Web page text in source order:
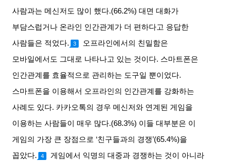
사람과는 메신저도 많이 했다.(66.2%)대면 대화가
부담스럽거나 온라인 인간관계가 더 편하다고 응답한
사람들은 적었다. 3
오프라인에서의 친밀함은
모바일에서도 그대로 나타나고 있는 것이다. 스마트폰은
인간관계를 효율적으로 관리하는 도구일 뿐이었다.
스마트폰을 이용해서 오프라인의 인간관계를 강화하는
사례도 있다. 카카오톡의 경우 메신저와 연계된 게임을
이용하는 사람들이 매우 많다.(68.3%) 이들 대부분은 이
게임의 가장 큰 장점으로 ‘친구들과의 경쟁’(65.4%)을
꼽았다. 4
게임에서 익명의 대중과 경쟁하는 것이 아니라